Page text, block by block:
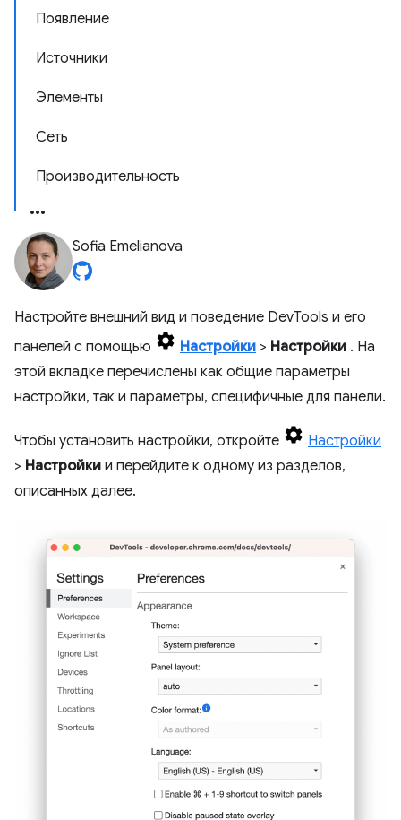
Появление
Источники
Элементы
Сеть
Производительность
Sofia Emelianova
Настройте внешний вид и поведение DevTools и его
панелей с помощью
Настройки > Настройки . На
этой вкладке перечислены как общие параметры
настройки, так и параметры, специфичные для панели.
Чтобы установить настройки, откройте
Настройки
> Настройки и перейдите к одному из разделов,
описанных далее.